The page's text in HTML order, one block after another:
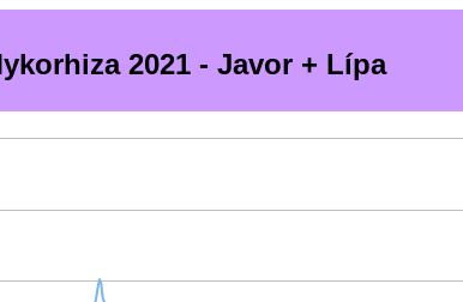
2021 - Javor + Lípa